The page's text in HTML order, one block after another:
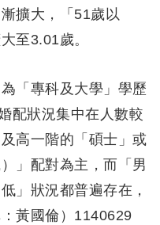
擴大，「51歲以
至3.01歲。
「專科及大學」學歷
配狀況集中在人數較
高一階的「碩士」或
」配對為主，而「男
」狀況都普遍存在，
黃國倫）1140629